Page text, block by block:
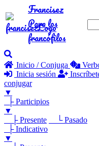
Francisez
Para los
francófilos
Inicio / Conjuga
Inicia sesión
conjugar
▼
├ Participios
▼
├ Presente
└ Pasado
├ Indicativo
▼